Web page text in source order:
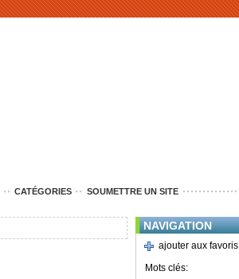
CATÉGORIES SOUMETTRE UN SITE
NAVIGATION
ajouter aux favoris
Mots clés: